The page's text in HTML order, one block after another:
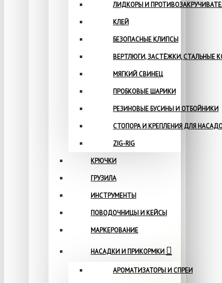
ЛИДКОРЫ И
КЛЕЙ
БЕЗОПАСНЫЕ КЛИПСЫ
ВЕРТЛЮГИ, ЗАСТЁЖКИ, СТАЛЬНЫЕ
МЯГКИЙ СВИНЕЦ
ПРОБКОВЫЕ ШАРИКИ
РЕЗИНОВЫЕ БУСИНЫ И ОТБОЙНИКИ
СТОПОРА И КРЕПЛЕНИЯ ДЛЯ
ZIG-RIG
КРЮЧКИ
ГРУЗИЛА
ИНСТРУМЕНТЫ
ПОВОДОЧНИЦЫ И КЕЙСЫ
МАРКЕРОВАНИЕ
НАСАДКИ И ПРИКОРМКИ
АРОМАТИЗАТОРЫ И СПРЕИ